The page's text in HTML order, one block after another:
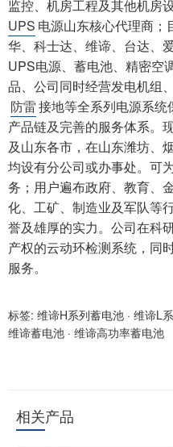
监控、机房工程及其他机房
UPS 电源山东核心代理商
华、科士达、维谛、台达、
UPS电源、蓄电池、精密空
品、公司同时经营发电机组
防雷接地等全系列电源系
产品链及完善的服务体系。
及山东各市，在山东潍坊、
均设有分公司或办事处。可
务；用户遍布政府、教育、
化、工矿、制造业及军队等
誉及雄厚的实力。公司在科
产权的云动环检测系统，同
服务。
标签: 维谛H系列蓄电池 · 维谛L
维谛蓄电池 · 维谛高功率蓄电池
相关产品